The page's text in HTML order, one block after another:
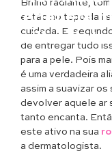
Regenera,
Brilho
Brilho radiante,
estão no topo da
cuidada. E,
de entregar tudo
para a pele. Pois
é uma verdadeira
assim a suavizar
devolver aquele ar
tanto encanta.
este ativo na sua
a dermatologista.